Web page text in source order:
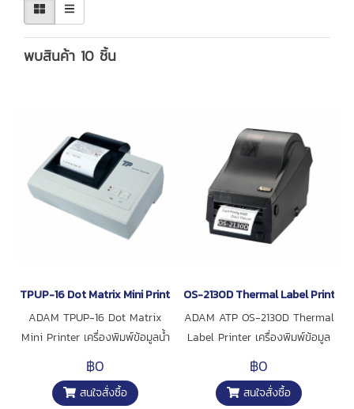
พบสินค้า 10 ชิ้น
TPUP-16 Dot Matrix Mini Printer ADAM
ADAM TPUP-16 Dot Matrix
Mini Printer เครื่องพิมพ์ข้อมูลน้ำ
หนักลงบนกระดาษสำหรับเครื่อง
ชั่งระบบอิเล็กทรอนิกส์
฿0
สนใจสั่งซื้อ
OS-2130D Thermal Label Printer
ADAM ATP OS-2130D Thermal
Label Printer เครื่องพิมพ์ข้อมูล
น้ำหนัก แบบสติ๊กเกอร์ สำหรับ
เครื่องชั่งระบบอิเล็กทรอนิกส์
฿0
สนใจสั่งซื้อ